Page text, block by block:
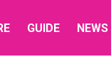
GUIDE NEWS